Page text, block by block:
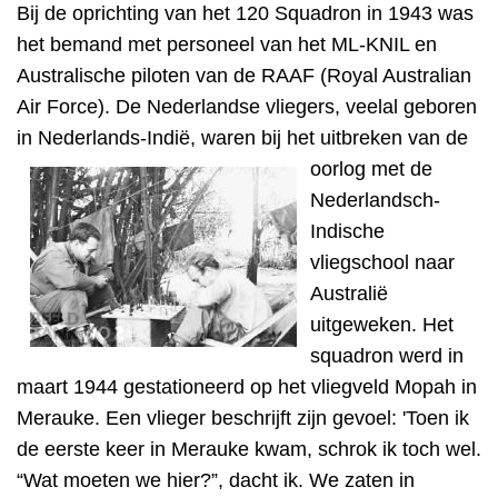
Bij de oprichting van het 120 Squadron in 1943 was
het bemand met personeel van het ML-KNIL en
Australische piloten van de RAAF (Royal Australian
Air Force). De Nederlandse vliegers, veelal geboren
in Nederlands-Indië, waren bij het uitbreken van de
oorlog met de
Nederlandsch-
Indische
vliegschool naar
Australië
uitgeweken. Het
squadron werd in
maart 1944 gestationeerd op het vliegveld Mopah in
Merauke. Een vlieger beschrijft zijn gevoel: 'Toen ik
de eerste keer in Merauke kwam, schrok ik toch wel.
“Wat moeten we hier?”, dacht ik. We zaten in